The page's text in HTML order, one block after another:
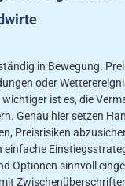
in Bewegung.
oder
ist es, die
Genau hier setzen
Preisrisiken
einfache
Optionen sinnvoll